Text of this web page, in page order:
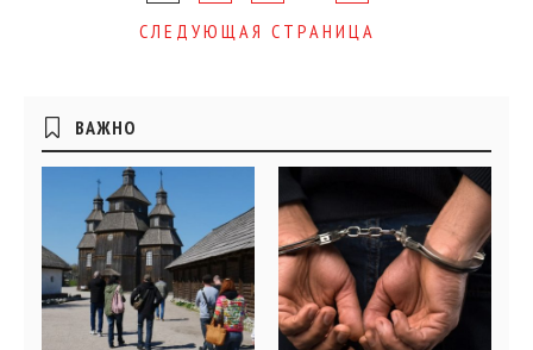
navigationСЛЕДУЮЩАЯ СТРАНИЦА
Боковые
виджеты
ВАЖНО